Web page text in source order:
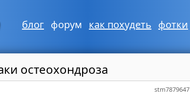
блог форум как похудеть фотки
остеохондроза
stm7879647